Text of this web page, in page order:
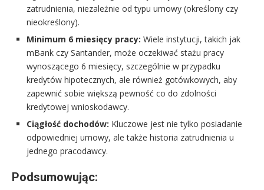
zatrudnienia, niezależnie od typu umowy (określony czy
nieokreślony).
Minimum 6 miesięcy pracy: Wiele instytucji, takich jak
mBank czy Santander, może oczekiwać stażu pracy
wynoszącego 6 miesięcy, szczególnie w przypadku
kredytów hipotecznych, ale również gotówkowych, aby
zapewnić sobie większą pewność co do zdolności
kredytowej wnioskodawcy.
Ciągłość dochodów: Kluczowe jest nie tylko posiadanie
odpowiedniej umowy, ale także historia zatrudnienia u
jednego pracodawcy.
Podsumowując: